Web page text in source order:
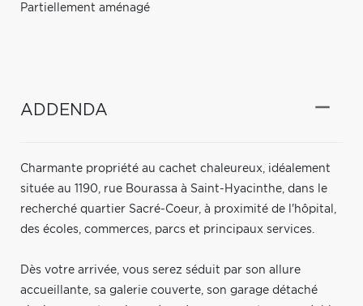
Partiellement aménagé
ADDENDA
Charmante propriété au cachet chaleureux, idéalement
située au 1190, rue Bourassa à Saint-Hyacinthe, dans le
recherché quartier Sacré-Coeur, à proximité de l'hôpital,
des écoles, commerces, parcs et principaux services.
Dès votre arrivée, vous serez séduit par son allure
accueillante, sa galerie couverte, son garage détaché